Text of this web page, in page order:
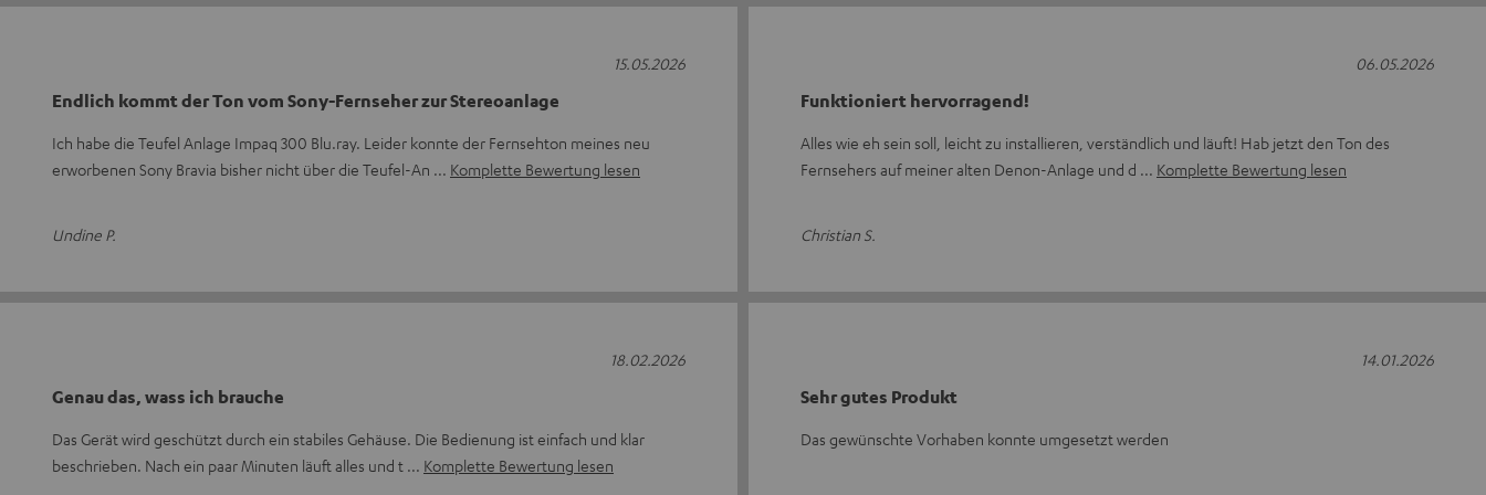
Endlich kommt der Ton vom Sony-Fernseher zur Stereoanlage
Ich habe die Teufel Anlage Impaq 300 Blu.ray. Leider konnte der Fernsehton meines neu
erworbenen Sony Bravia bisher nicht über die Teufel-An
Komplette Bewertung lesen
Undine P.
15.05.2026
Funktioniert hervorragend!
Alles wie eh sein soll, leicht zu installieren, verständlich und läuft! Hab jetzt den Ton des
Fernsehers auf meiner alten Denon-Anlage und d
Komplette Bewertung lesen
Christian S.
06.05.2026
Genau das, wass ich brauche
Das Gerät wird geschützt durch ein stabiles Gehäuse. Die Bedienung ist einfach und klar
beschrieben. Nach ein paar Minuten läuft alles und t
Komplette Bewertung lesen
18.02.2026
Sehr gutes Produkt
Das gewünschte Vorhaben konnte umgesetzt werden
14.01.2026